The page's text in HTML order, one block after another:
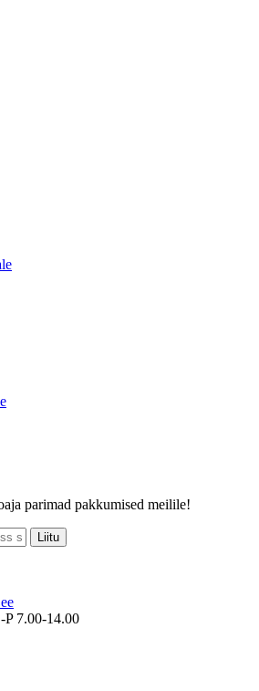
parimad pakkumised meilile!
Liitu
7.00-14.00